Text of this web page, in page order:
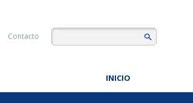
Contacto
INICIO